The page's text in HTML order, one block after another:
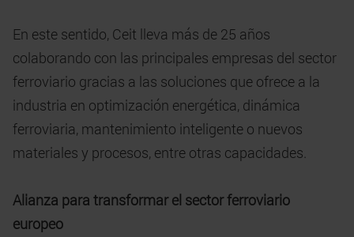
En este sentido, Ceit lleva más de 25 años
colaborando con las principales empresas del sector
ferroviario gracias a las soluciones que ofrece a la
industria en optimización energética, dinámica
ferroviaria, mantenimiento inteligente o nuevos
materiales y procesos, entre otras capacidades.
Alianza para transformar el sector ferroviario
europeo